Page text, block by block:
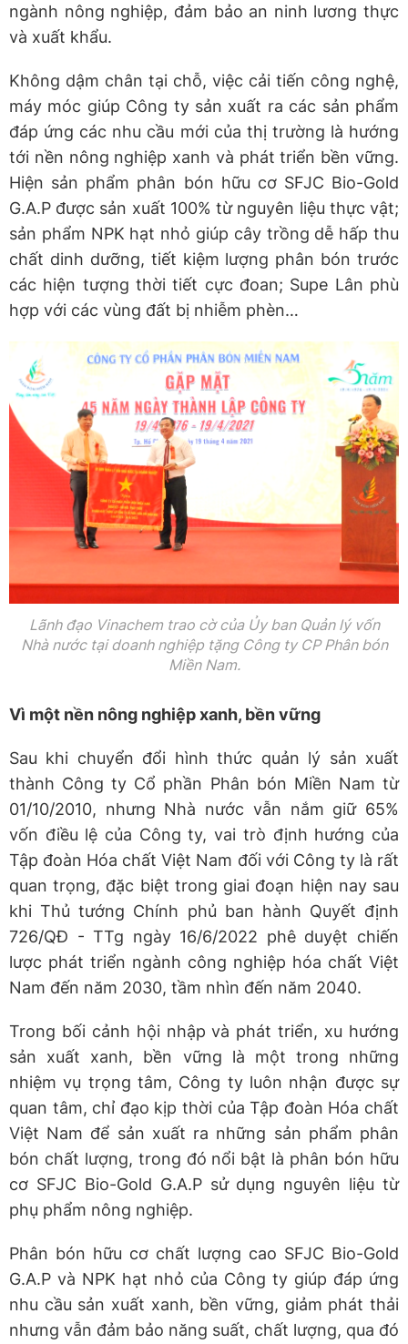
ngành nông nghiệp, đảm bảo an ninh lương thực
và xuất khẩu.
Không dậm chân tại chỗ, việc cải tiến công nghệ,
máy móc giúp Công ty sản xuất ra các sản phẩm
đáp ứng các nhu cầu mới của thị trường là hướng
tới nền nông nghiệp xanh và phát triển bền vững.
Hiện sản phẩm phân bón hữu cơ SFJC Bio-Gold
G.A.P được sản xuất 100% từ nguyên liệu thực vật;
sản phẩm NPK hạt nhỏ giúp cây trồng dễ hấp thu
chất dinh dưỡng, tiết kiệm lượng phân bón trước
các hiện tượng thời tiết cực đoan; Supe Lân phù
hợp với các vùng đất bị nhiễm phèn…
Lãnh đạo Vinachem trao cờ của Ủy ban Quản lý vốn
Nhà nước tại doanh nghiệp tặng Công ty CP Phân bón
Miền Nam.
Vì một nền nông nghiệp xanh, bền vững
Sau khi chuyển đổi hình thức quản lý sản xuất
thành Công ty Cổ phần Phân bón Miền Nam từ
01/10/2010, nhưng Nhà nước vẫn nắm giữ 65%
vốn điều lệ của Công ty, vai trò định hướng của
Tập đoàn Hóa chất Việt Nam đối với Công ty là rất
quan trọng, đặc biệt trong giai đoạn hiện nay sau
khi Thủ tướng Chính phủ ban hành Quyết định
726/QĐ - TTg ngày 16/6/2022 phê duyệt chiến
lược phát triển ngành công nghiệp hóa chất Việt
Nam đến năm 2030, tầm nhìn đến năm 2040.
Trong bối cảnh hội nhập và phát triển, xu hướng
sản xuất xanh, bền vững là một trong những
nhiệm vụ trọng tâm, Công ty luôn nhận được sự
quan tâm, chỉ đạo kịp thời của Tập đoàn Hóa chất
Việt Nam để sản xuất ra những sản phẩm phân
bón chất lượng, trong đó nổi bật là phân bón hữu
cơ SFJC Bio-Gold G.A.P sử dụng nguyên liệu từ
phụ phẩm nông nghiệp.
Phân bón hữu cơ chất lượng cao SFJC Bio-Gold
G.A.P và NPK hạt nhỏ của Công ty giúp đáp ứng
nhu cầu sản xuất xanh, bền vững, giảm phát thải
nhưng vẫn đảm bảo năng suất, chất lượng, qua đó